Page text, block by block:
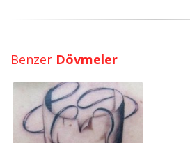
Benzer Dövmeler